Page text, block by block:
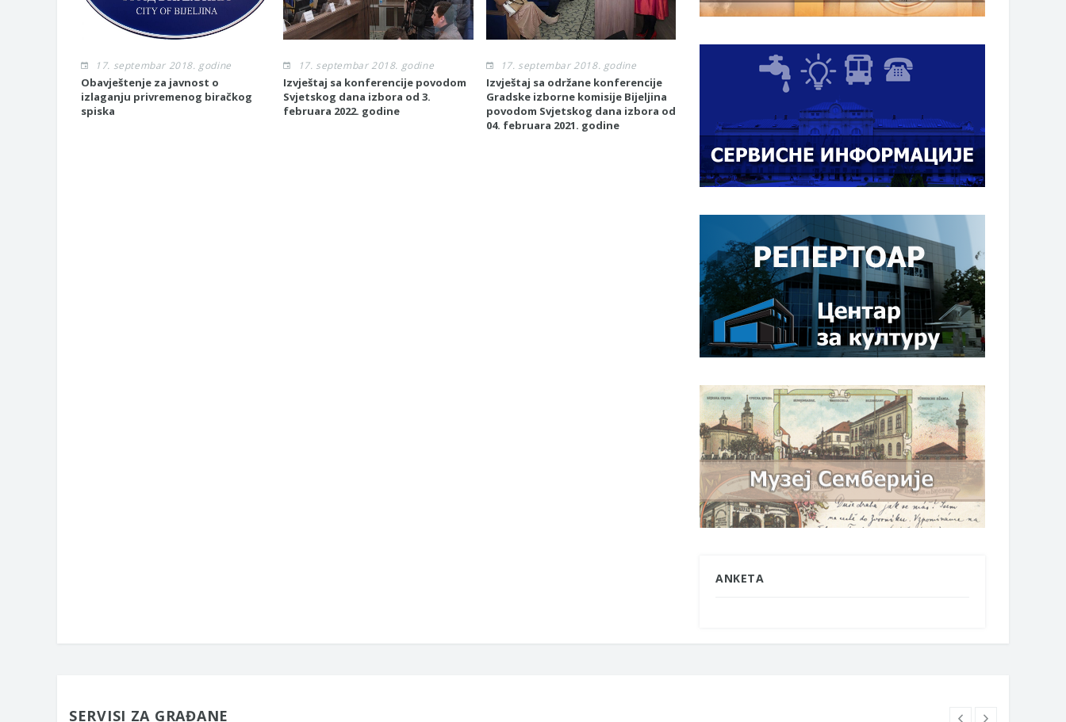
17. septembar 2018. godine
Obavještenje za javnost o
izlaganju privremenog biračkog
spiska
17. septembar 2018. godine
Izvještaj sa konferencije povodom
Svjetskog dana izbora od 3.
februara 2022. godine
17. septembar 2018. godine
Izvještaj sa održane konferencije
Gradske izborne komisije Bijeljina
povodom Svjetskog dana izbora od
04. februara 2021. godine
17. septembar 2018. godine
Obuke za predsjednika biračkih
17. septembar 2018. godine
Šefica Misije OEBS ambasador
ANKETA
SERVISI ZA GRAĐANE